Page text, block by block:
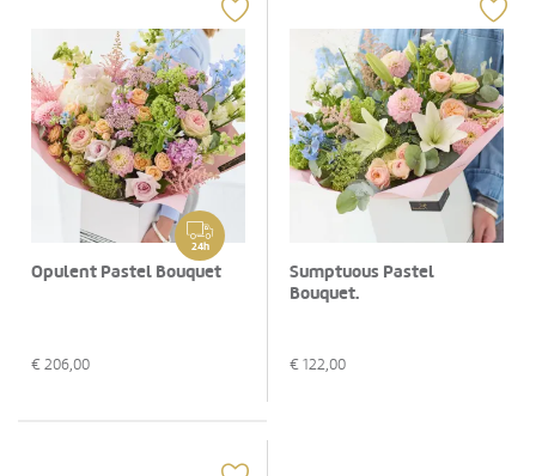
24h
Opulent Pastel Bouquet
€ 206,00
Sumptuous Pastel
Bouquet.
€ 122,00